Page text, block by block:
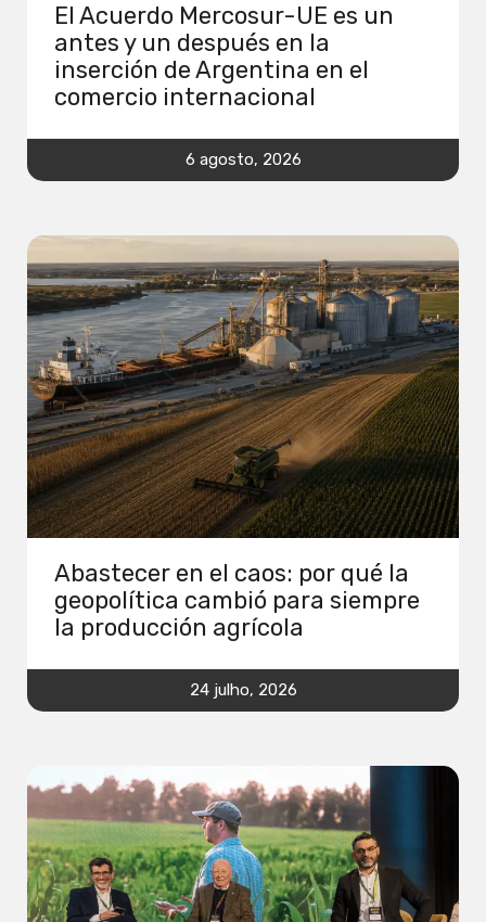
El Acuerdo Mercosur-UE es un
antes y un después en la
inserción de Argentina en el
comercio internacional
6 agosto, 2026
Abastecer en el caos: por qué la
geopolítica cambió para siempre
la producción agrícola
24 julho, 2026